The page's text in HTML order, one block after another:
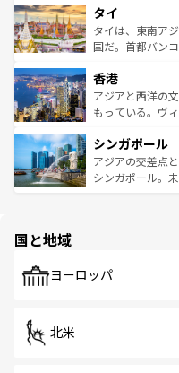
リティに包まれ
覧を参照してほ
急速な発展と共
ーチミン市のフ
醸し出している
とつ。フォーや
ひ現地で味わい
が旅行者を迎え
参照してほしい。
タイ
タイは、東南ア
国だ。首都バン
の活気が交差し
帯で自然と触れ
いビーチでリゾ
激する。気候は
が待っている。
た文化、そして
香港
アジアと西洋の
もっている。ヴ
み、どこを訪れ
ており、効率よ
うな絶景から文
シンガポール
アジアの交差点
シンガポール。
で、ホーカーズ
国と地域
ヨーロッパ
北米